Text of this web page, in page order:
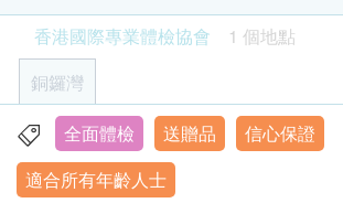
$200 豐澤電子禮券
2 基本項目
基本健康評估
體質指標
身高
詳細醫學問卷
✓ 心血管疾病評估
附贈專業報告解說與個人化健康建議
身體狀態。
行預約 (+852 6918 2430）。
有效期
本身體檢查計劃有效期為兩個月，客
內（由確認付款日期起計）接受有關
廢。
香港國際專業體檢協會
1 個地點
銅鑼灣
銅鑼灣告士打道255-257號信和廣場11樓全
顯示地圖
全面體檢 送贈品
信心保證
適合所有年齡人士